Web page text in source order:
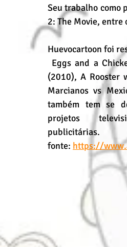
Seu trabalho como
2: The Movie, entre
Huevocartoon foi
(2010), A Rooster
Marcianos vs
também tem se
projetos
publicitárias.
fonte: https://